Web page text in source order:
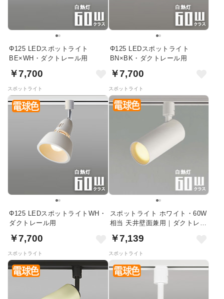
Φ125 LEDスポットライト
BE×WH・ダクトレール用
￥7,700
スポットライト
Φ125 LEDスポットライト
BN×BK・ダクトレール用
￥7,700
スポットライト
Φ125 LEDスポットライトWH・
ダクトレール用
￥7,700
スポットライト
スポットライト ホワイト・60W
相当 天井壁面兼用｜ダクトレー
￥7,139
スポットライト